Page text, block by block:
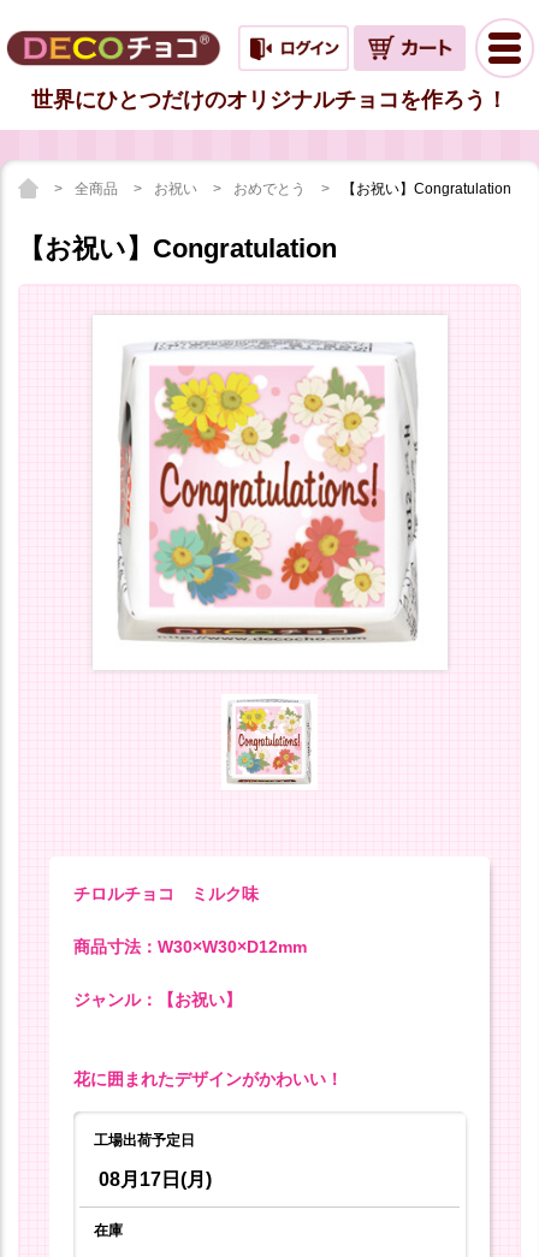
世界にひとつだけのオリジナルチョコを作ろう！
全商品 お祝い おめでとう 【お祝い】Congratulation
【お祝い】Congratulation
チロルチョコ ミルク味
商品寸法：W30×W30×D12mm
ジャンル：【お祝い】
花に囲まれたデザインがかわいい！
工場出荷予定日
08月17日(月)
在庫